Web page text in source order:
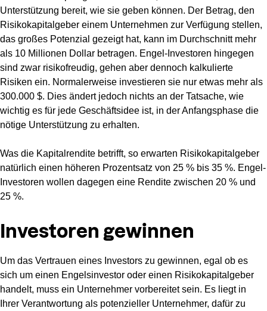
Unterstützung bereit, wie sie geben können. Der Betrag, den
Risikokapitalgeber einem Unternehmen zur Verfügung stellen,
das großes Potenzial gezeigt hat, kann im Durchschnitt mehr
als 10 Millionen Dollar betragen. Engel-Investoren hingegen
sind zwar risikofreudig, gehen aber dennoch kalkulierte
Risiken ein. Normalerweise investieren sie nur etwas mehr als
300.000 $. Dies ändert jedoch nichts an der Tatsache, wie
wichtig es für jede Geschäftsidee ist, in der Anfangsphase die
nötige Unterstützung zu erhalten.
Was die Kapitalrendite betrifft, so erwarten Risikokapitalgeber
natürlich einen höheren Prozentsatz von 25 % bis 35 %. Engel-
Investoren wollen dagegen eine Rendite zwischen 20 % und
25 %.
Investoren gewinnen
Um das Vertrauen eines Investors zu gewinnen, egal ob es
sich um einen Engelsinvestor oder einen Risikokapitalgeber
handelt, muss ein Unternehmer vorbereitet sein. Es liegt in
Ihrer Verantwortung als potenzieller Unternehmer, dafür zu